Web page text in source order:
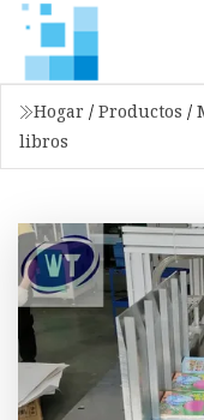
Hogar / Productos /
libros